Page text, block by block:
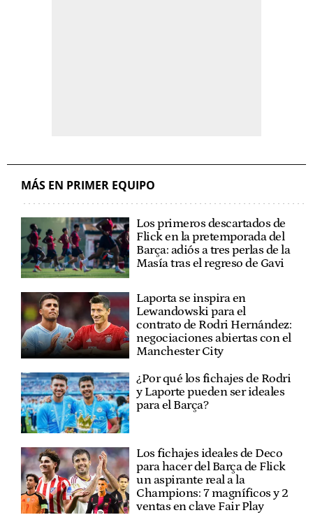
MÁS EN PRIMER EQUIPO
Los primeros descartados de
Flick en la pretemporada del
Barça: adiós a tres perlas de la
Masía tras el regreso de Gavi
Laporta se inspira en
Lewandowski para el
contrato de Rodri Hernández:
negociaciones abiertas con el
Manchester City
¿Por qué los fichajes de Rodri
y Laporte pueden ser ideales
para el Barça?
Los fichajes ideales de Deco
para hacer del Barça de Flick
un aspirante real a la
Champions: 7 magníficos y 2
ventas en clave Fair Play